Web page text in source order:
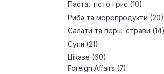
Паста, тісто і рис (10)
Риба та морепродукти (20)
Салати та перші страви (14)
Супи (21)
Цікаве (60)
Foreign Affairs (7)